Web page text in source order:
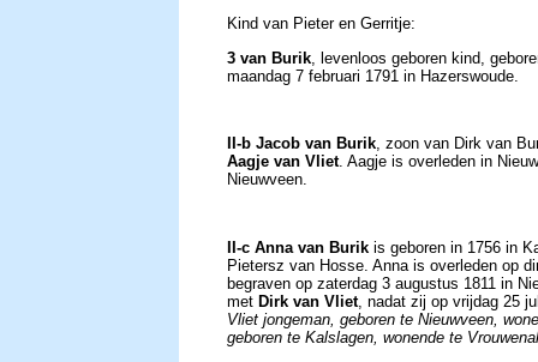
Kind van Pieter en Gerritje:
3 van Burik , levenloos geboren kind,
maandag 7 februari 1791 in Hazerswoude.
II-b Jacob van Burik, zoon van Dirk van
Aagje van Vliet. Aagje is overleden in
Nieuwveen.
II-c Anna van Burik is geboren in 1756 in
Pietersz van Hosse. Anna is overleden op
begraven op zaterdag 3 augustus 1811 in
met Dirk van Vliet, nadat zij op vrijdag 25
Vliet jongeman, geboren te Nieuwveen,
geboren te Kalslagen, wonende te